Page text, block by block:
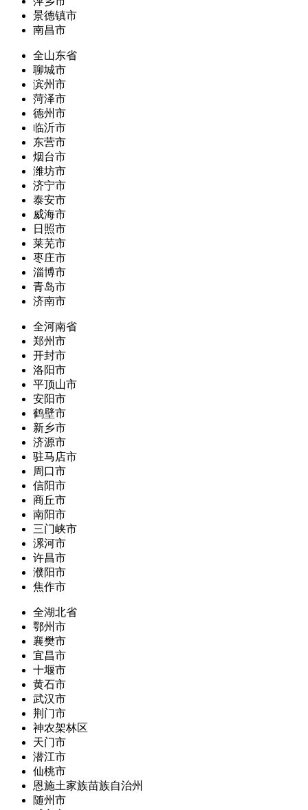
景德镇市
南昌市
全山东省
聊城市
滨州市
菏泽市
德州市
临沂市
东营市
烟台市
潍坊市
济宁市
泰安市
威海市
日照市
莱芜市
枣庄市
淄博市
青岛市
济南市
全河南省
郑州市
开封市
洛阳市
平顶山市
安阳市
鹤壁市
新乡市
济源市
驻马店市
周口市
信阳市
商丘市
南阳市
三门峡市
漯河市
许昌市
濮阳市
焦作市
全湖北省
鄂州市
襄樊市
宜昌市
十堰市
黄石市
武汉市
荆门市
神农架林区
天门市
潜江市
仙桃市
恩施土家族苗族自治州
随州市